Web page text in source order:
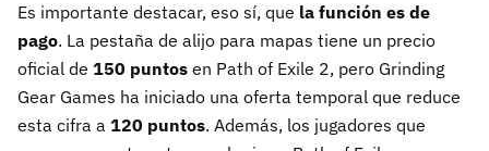
Es importante destacar, eso sí, que la función es de
pago. La pestaña de alijo para mapas tiene un precio
oficial de 150 puntos en Path of Exile 2, pero Grinding
Gear Games ha iniciado una oferta temporal que reduce
esta cifra a 120 puntos. Además, los jugadores que